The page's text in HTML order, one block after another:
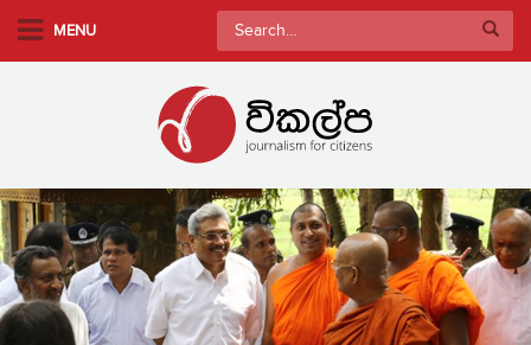
m
a
i
n
c
MENU
Search
for: